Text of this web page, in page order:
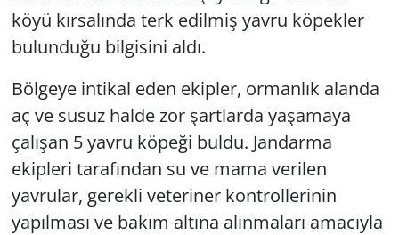
köyü kırsalında terk edilmiş yavru köpekler
bulunduğu bilgisini aldı.
Bölgeye intikal eden ekipler, ormanlık alanda
aç ve susuz halde zor şartlarda yaşamaya
çalışan 5 yavru köpeği buldu. Jandarma
ekipleri tarafından su ve mama verilen
yavrular, gerekli veteriner kontrollerinin
yapılması ve bakım altına alınmaları amacıyla